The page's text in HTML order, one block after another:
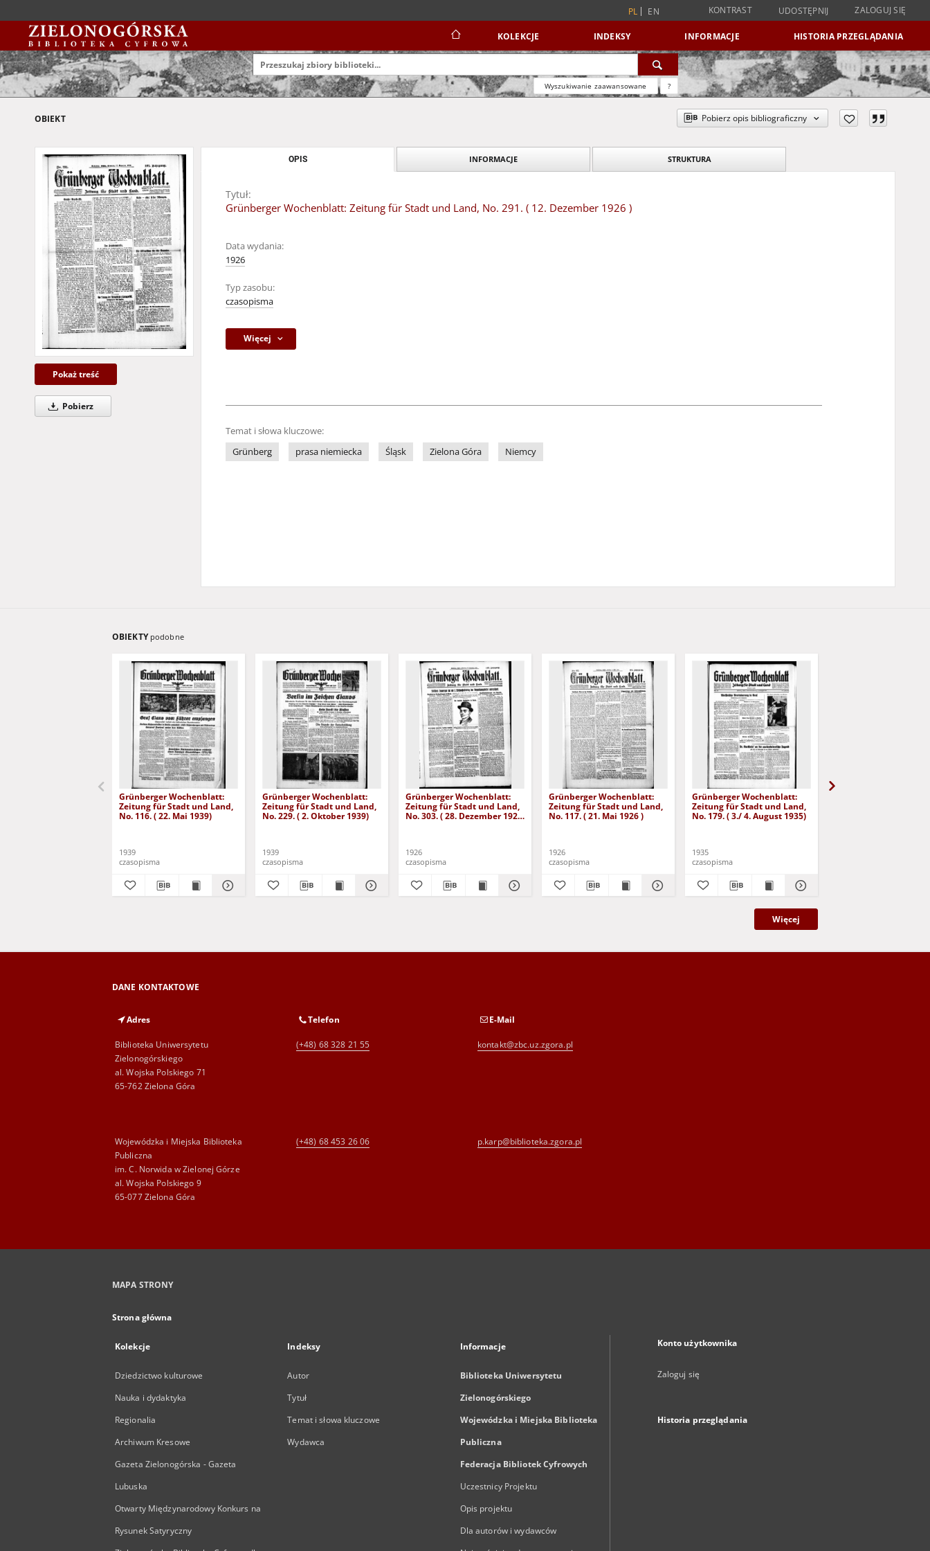
PL EN KONTRAST UDOSTĘPNIJ ZALOGUJ SIĘ
KOLEKCJE INDEKSY INFORMACJE HISTORIA PRZEGLĄDANIA
Wyszukiwanie zaawansowane ?
OBIEKT Pobierz opis bibliograficzny
Pokaż treść
Pobierz
OPIS INFORMACJE STRUKTURA
Tytuł:
Grünberger Wochenblatt: Zeitung für Stadt und Land, No. 291. ( 12. Dezember 1926 )
Data wydania:
1926
Typ zasobu:
czasopisma
Więcej
Temat i słowa kluczowe:
Grünberg
prasa niemiecka Śląsk Zielona Góra Niemcy
OBIEKTY podobne
Grünberger Wochenblatt:
Zeitung für Stadt und Land,
No. 116. ( 22. Mai 1939)
1939
czasopisma
Grünberger Wochenblatt:
Zeitung für Stadt und Land,
No. 229. ( 2. Oktober 1939)
1939
czasopisma
Grünberger Wochenblatt:
Zeitung für Stadt und Land,
No. 303. ( 28. Dezember 1926
1926
czasopisma
Grünberger Wochenblatt:
Zeitung für Stadt und Land,
No. 117. ( 21. Mai 1926 )
1926
czasopisma
Grünberger Wochenblatt:
Zeitung für Stadt und Land,
No. 179. ( 3./ 4. August 1935)
1935
czasopisma
Więcej
DANE KONTAKTOWE
Adres
Biblioteka Uniwersytetu
Zielonogórskiego
al. Wojska Polskiego 71
65-762 Zielona Góra
Telefon
(+48) 68 328 21 55
E-Mail
kontakt@zbc.uz.zgora.pl
Wojewódzka i Miejska Biblioteka
Publiczna
im. C. Norwida w Zielonej Górze
al. Wojska Polskiego 9
65-077 Zielona Góra
(+48) 68 453 26 06 p.karp@biblioteka.zgora.pl
MAPA STRONY
Strona główna
Kolekcje
Dziedzictwo kulturowe
Nauka i dydaktyka
Regionalia
Archiwum Kresowe
Gazeta Zielonogórska - Gazeta
Lubuska
Otwarty Międzynarodowy Konkurs na
Rysunek Satyryczny
Indeksy
Autor
Tytuł
Temat i słowa kluczowe
Wydawca
Informacje
Biblioteka Uniwersytetu
Zielonogórskiego
Wojewódzka i Miejska Biblioteka
Publiczna
Federacja Bibliotek Cyfrowych
Uczestnicy Projektu
Opis projektu
Dla autorów i wydawców
Konto użytkownika
Zaloguj się
Historia przeglądania